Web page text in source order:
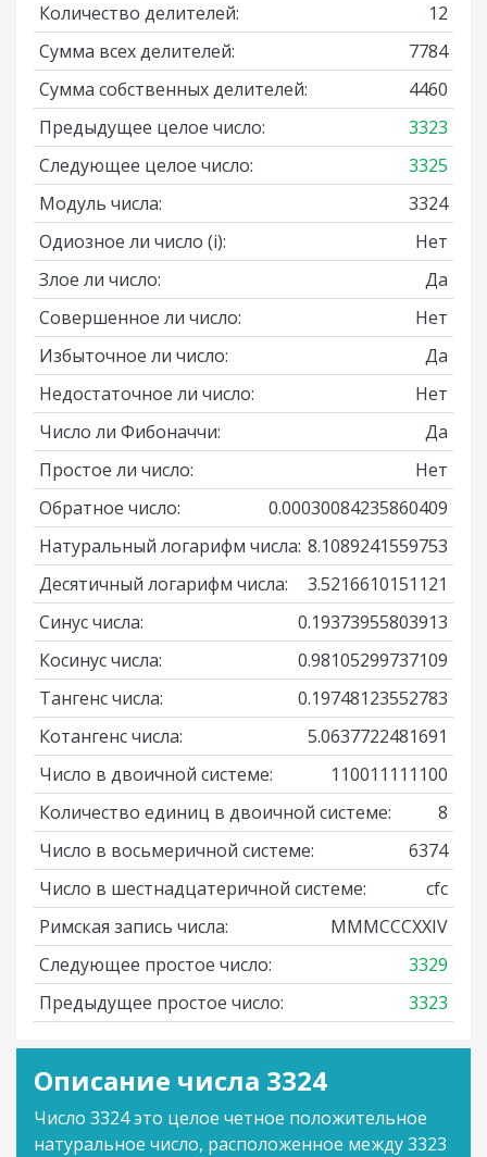
Количество делителей:
12
Сумма всех делителей:
7784
Сумма собственных делителей:
4460
Предыдущее целое число:
3323
Следующее целое число:
3325
Модуль числа:
3324
Одиозное ли число (i):
Нет
Злое ли число:
Да
Совершенное ли число:
Нет
Избыточное ли число:
Да
Недостаточное ли число:
Нет
Число ли Фибоначчи:
Да
Простое ли число:
Нет
Обратное число:
0.00030084235860409
Натуральный логарифм числа: 8.1089241559753
Десятичный логарифм числа:
3.5216610151121
Синус числа:
0.19373955803913
Косинус числа:
0.98105299737109
Тангенс числа:
0.19748123552783
Котангенс числа:
5.0637722481691
Число в двоичной системе:
110011111100
Количество единиц в двоичной системе:
8
Число в восьмеричной системе:
6374
Число в шестнадцатеричной системе:
cfc
Римская запись числа:
MMMCCCXXIV
Следующее простое число:
3329
Предыдущее простое число:
3323
Описание числа 3324
Число 3324 это целое четное положительное
натуральное число, расположенное между 3323